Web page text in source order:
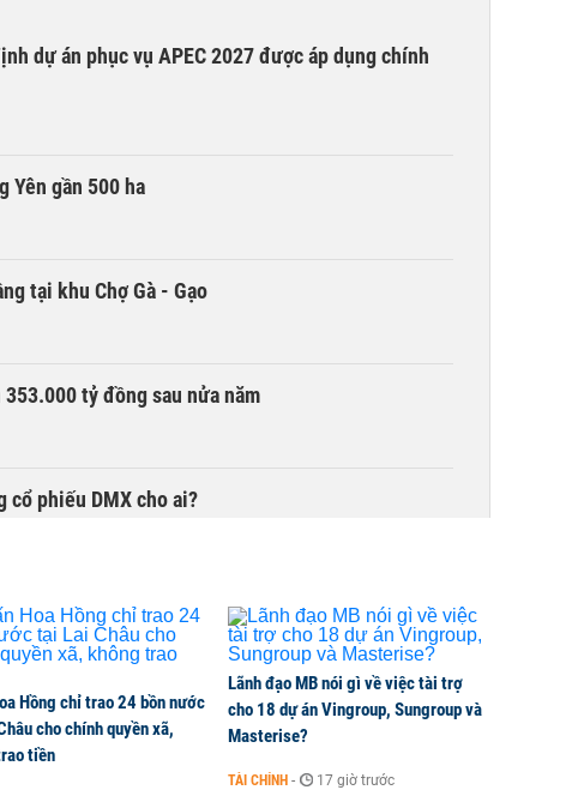
dự án phục vụ APEC 2027 được áp dụng chính
Yên gần 500 ha
tại khu Chợ Gà - Gạo
tỷ đồng sau nửa năm
cổ phiếu DMX cho ai?
nhà đầu tư công trình thành phố cảng hàng
ai đã mua vào?
Hồng chỉ trao 24 bồn nước
cho chính quyền xã,
tiền
Lãnh đạo MB nói gì về việc tài trợ
cho 18 dự án Vingroup, Sungroup và
Masterise?
TÀI CHÍNH - 17 giờ trước